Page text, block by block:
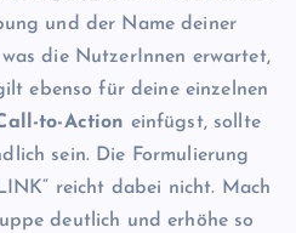
und der Name deiner
die NutzerInnen erwartet,
ebenso für deine einzelnen
to-Action einfügst, sollte
sein. Die Formulierung
reicht dabei nicht. Mach
deutlich und erhöhe so